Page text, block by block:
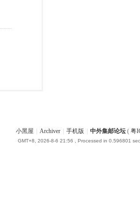
小黑屋 Archiver 手机版 中外集邮论坛 ( 粤
GMT+8, 2026-8-6 21:56 , Processed in 0.596801